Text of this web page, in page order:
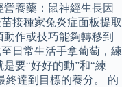
養藥：鼠神經生長因
接種家兔炎症面板提取
作或技巧能夠轉移到
日常生活手拿葡萄，練
要“好好的動”和“練
終達到目標的養分。 的